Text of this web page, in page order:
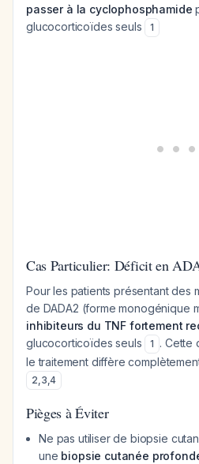
passer à la cyclophosphamide
glucocorticoïdes seuls
1
Cas Particulier: Déficit en
Pour les patients présentant des
de DADA2 (forme monogénique
inhibiteurs du TNF fortement
glucocorticoïdes seuls
1 . Cette
le traitement diffère
2,3,4
Pièges à Éviter
Ne pas utiliser de biopsie
une biopsie cutanée